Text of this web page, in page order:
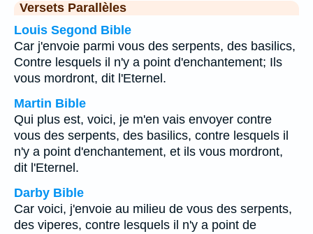
Versets Parallèles
Louis Segond Bible
Car j'envoie parmi vous des serpents, des basilics,
Contre lesquels il n'y a point d'enchantement; Ils
vous mordront, dit l'Eternel.
Martin Bible
Qui plus est, voici, je m'en vais envoyer contre
vous des serpents, des basilics, contre lesquels il
n'y a point d'enchantement, et ils vous mordront,
dit l'Eternel.
Darby Bible
Car voici, j'envoie au milieu de vous des serpents,
des viperes, contre lesquels il n'y a point de